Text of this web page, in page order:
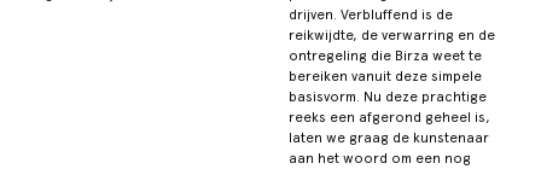
drijven. Verbluffend is de
reikwijdte, de verwarring en de
ontregeling die Birza weet te
bereiken vanuit deze simpele
basisvorm. Nu deze prachtige
reeks een afgerond geheel is,
laten we graag de kunstenaar
aan het woord om een nog